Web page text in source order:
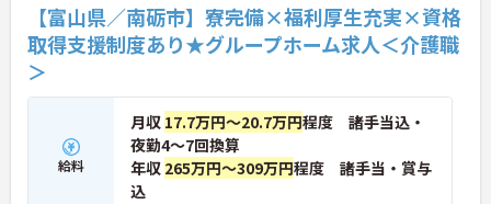
【富山県／南砺市】寮完備×福利厚生充実×資格
取得支援制度あり★グループホーム求人＜介護職
＞
給料
月収 17.7万円～20.7万円程度 諸手当込・
夜勤4～7回換算
年収 265万円～309万円程度 諸手当・賞与
込